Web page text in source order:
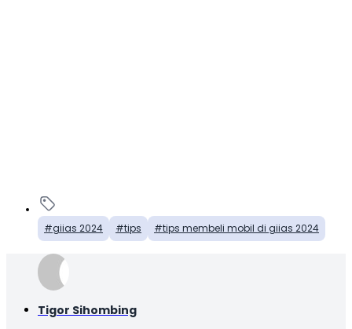
giias 2024 tips tips membeli mobil di giias 2024
Tigor Sihombing